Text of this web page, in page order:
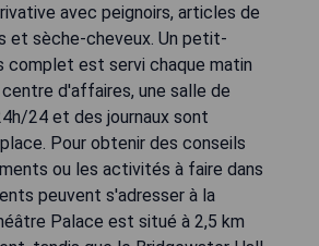
avec peignoirs, articles de
sèche-cheveux. Un petit-
complet est servi chaque matin
d'affaires, une salle de
24 et des journaux sont
Pour obtenir des conseils
ou les activités à faire dans
peuvent s'adresser à la
Palace est situé à 2,5 km